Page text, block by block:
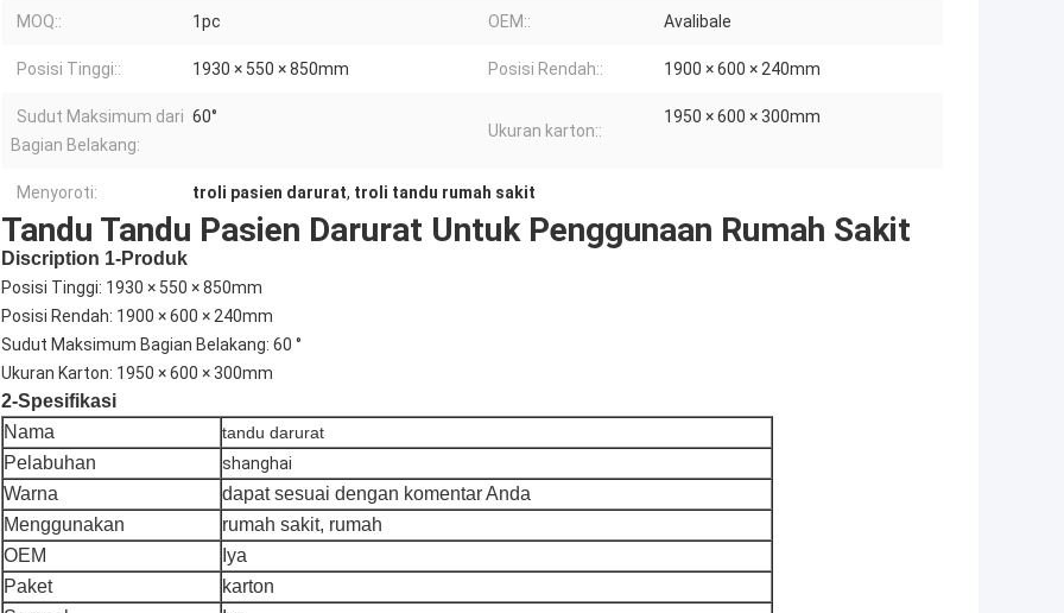
MOQ:: 1pc OEM:: Avalibale
Posisi Tinggi:: 1930 × 550 × 850mm Posisi Rendah:: 1900 × 600 × 240mm
Sudut Maksimum dari
Bagian Belakang:
60°
Ukuran karton::
1950 × 600 × 300mm
Menyoroti: troli pasien darurat, troli tandu rumah sakit
Tandu Tandu Pasien Darurat Untuk Penggunaan Rumah Sakit
Discription 1-Produk
Posisi Tinggi: 1930 × 550 × 850mm
Posisi Rendah: 1900 × 600 × 240mm
Sudut Maksimum Bagian Belakang: 60 °
Ukuran Karton: 1950 × 600 × 300mm
2-Spesifikasi
Nama
tandu darurat
Pelabuhan shanghai
Warna
dapat sesuai dengan komentar Anda
Menggunakan
rumah sakit, rumah
OEM
Iya
Paket
karton